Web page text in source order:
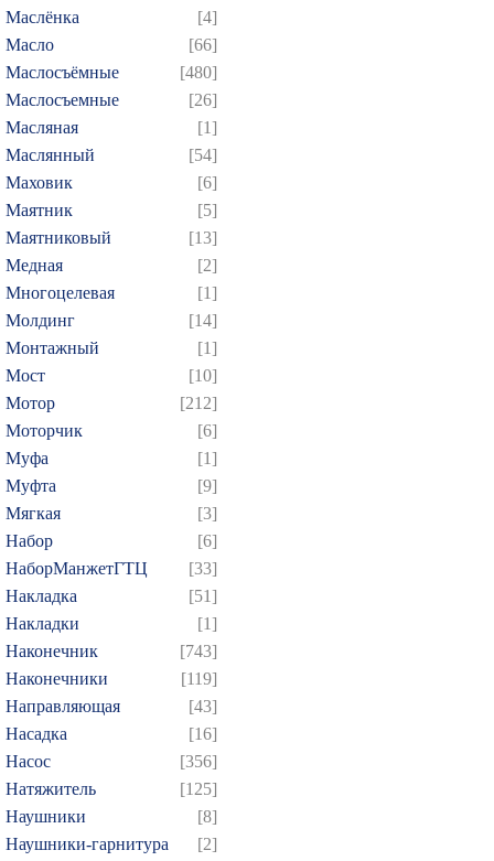
Маслёнка
[4]
Масло
[66]
Маслосъёмные
[480]
Маслосъемные
[26]
Масляная
[1]
Маслянный
[54]
Маховик
[6]
Маятник
[5]
Маятниковый
[13]
Медная
[2]
Многоцелевая
[1]
Молдинг
[14]
Монтажный
[1]
Мост
[10]
Мотор
[212]
Моторчик
[6]
Муфа
[1]
Муфта
[9]
Мягкая
[3]
Набор
[6]
НаборМанжетГТЦ
[33]
Накладка
[51]
Накладки
[1]
Наконечник
[743]
Наконечники
[119]
Направляющая
[43]
Насадка
[16]
Насос
[356]
Натяжитель
[125]
Наушники
[8]
Наушники-гарнитура
[2]